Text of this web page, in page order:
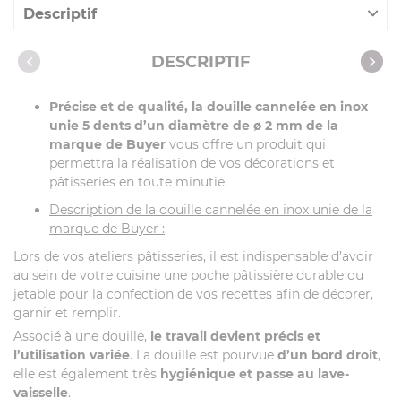
Descriptif
Caractéristiques
DESCRIPTIF
Précise et de qualité, la douille cannelée en inox
unie 5 dents d’un diamètre de ø 2 mm de la
marque de Buyer vous offre un produit qui
permettra la réalisation de vos décorations et
pâtisseries en toute minutie.
Description de la douille cannelée en inox unie de la
marque de Buyer :
Lors de vos ateliers pâtisseries, il est indispensable d’avoir
au sein de votre cuisine une poche pâtissière durable ou
jetable pour la confection de vos recettes afin de décorer,
garnir et remplir.
Associé à une douille, le travail devient précis et
l’utilisation variée. La douille est pourvue d’un bord droit,
elle est également très hygiénique et passe au lave-
vaisselle.